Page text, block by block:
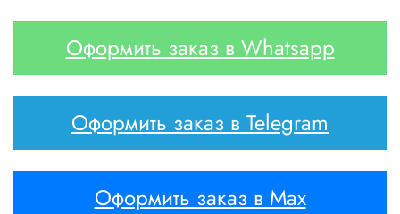
Оформить заказ в Whatsapp
Оформить заказ в Telegram
Оформить заказ в Max